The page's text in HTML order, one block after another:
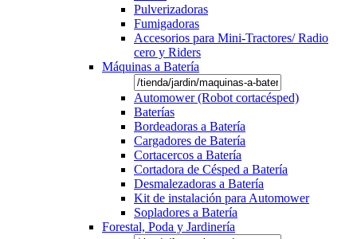
Pulverizadoras
Fumigadoras
Accesorios para Mini-Tractores/ Radio
cero y Riders
Máquinas a Batería
Automower (Robot cortacésped)
Baterías
Bordeadoras a Batería
Cargadores de Batería
Cortacercos a Batería
Cortadora de Césped a Batería
Desmalezadoras a Batería
Kit de instalación para Automower
Sopladores a Batería
Forestal, Poda y Jardinería